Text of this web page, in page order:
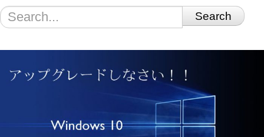
Search